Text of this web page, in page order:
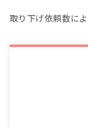
取り下げ依頼数に